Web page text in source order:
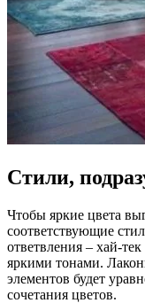
Стили,
Чтобы яркие цвета
соответствующие
ответвления – хай-
яркими тонами.
элементов будет
сочетания цветов.